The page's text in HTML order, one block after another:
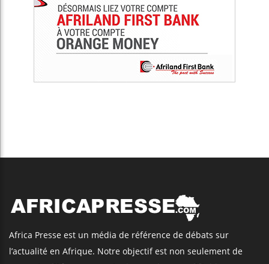
Africa Presse est un média de référence de débats sur
l’actualité en Afrique. Notre objectif est non seulement de